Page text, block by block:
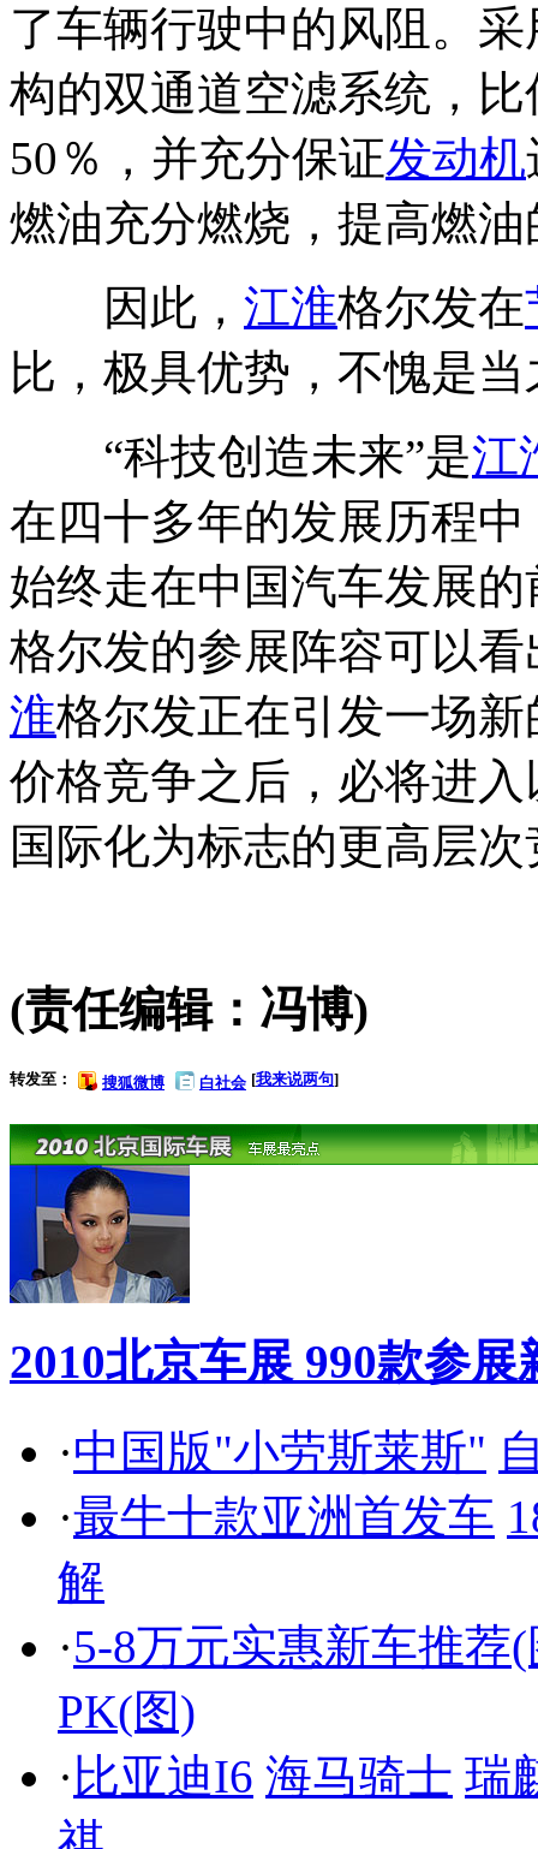
了车辆行驶中的风阻。
构的双通道空滤系统，比
50％，并充分保证发动机
燃油充分燃烧，提高燃
因此， 江淮格尔发在
比，极具优势，不愧是
“科技创造未来”是江
在四十多年的发展历程中
始终走在中国汽车发展
格尔发的参展阵容可以
淮格尔发正在引发一场
价格竞争之后，必将进
国际化为标志的更高层
(责任编辑：冯博)
转发至： 搜狐微博 白社会 [我来说两句]
2010北京车展 990款参
·中国版"小劳斯莱斯"
·最牛十款亚洲首发车
解
·5-8万元实惠新车推荐
PK(图)
· 比亚迪I6 海马骑士 瑞